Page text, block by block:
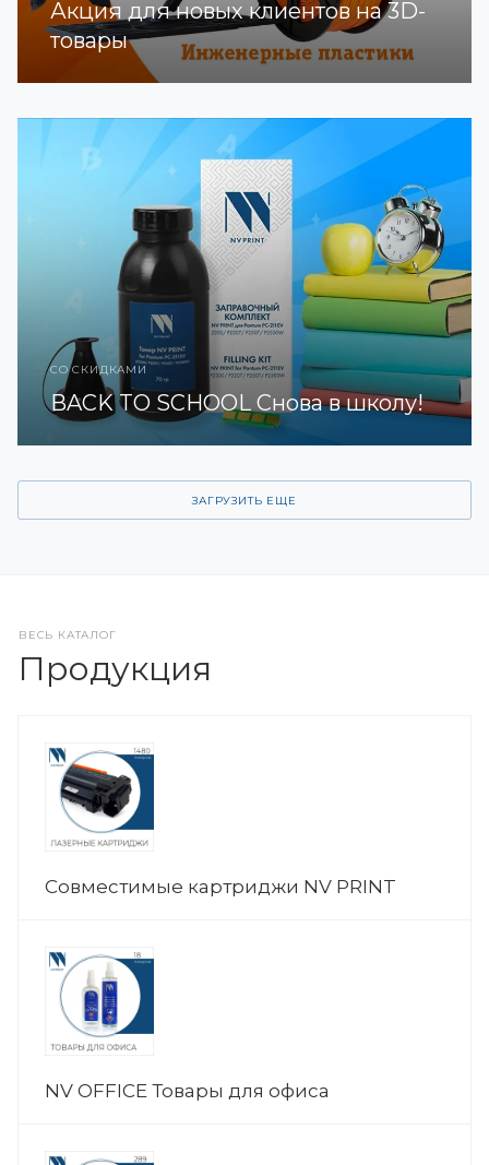
Акция для новых клиентов на 3D-
товары
СО СКИДКАМИ
BACK TO SCHOOL Снова в школу!
ЗАГРУЗИТЬ ЕЩЕ
ВЕСЬ КАТАЛОГ
Продукция
Совместимые картриджи NV PRINT
NV OFFICE Товары для офиса